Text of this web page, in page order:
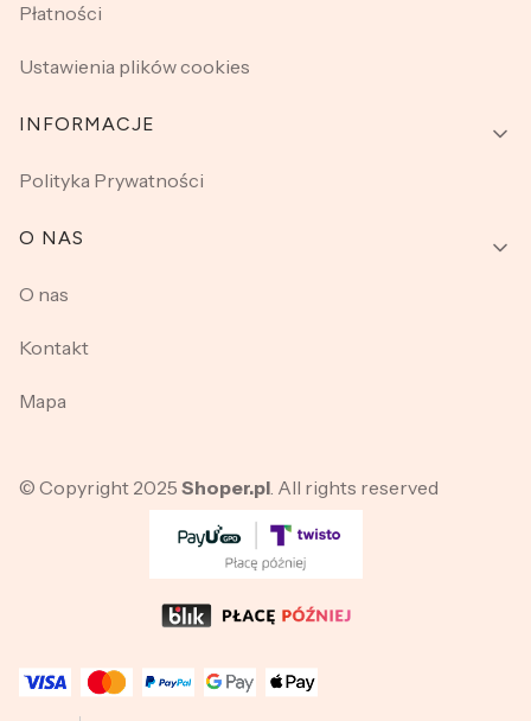
Płatności
Ustawienia plików cookies
INFORMACJE
Polityka Prywatności
O NAS
O nas
Kontakt
Mapa
© Copyright 2025 Shoper.pl. All rights reserved